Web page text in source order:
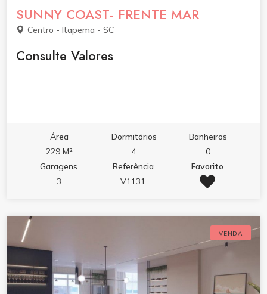
SUNNY COAST- FRENTE MAR
Centro - Itapema - SC
Consulte Valores
Área
229 M²
Dormitórios
4
Banheiros
0
Garagens
3
Referência
V1131
Favorito
VENDA